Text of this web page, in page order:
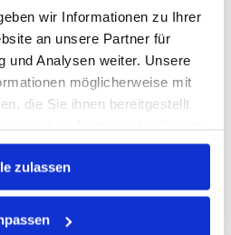
wir Informationen zu Ihrer
an unsere Partner für
und Analysen weiter. Unsere
möglicherweise mit
die Sie ihnen bereitgestellt
zulassen